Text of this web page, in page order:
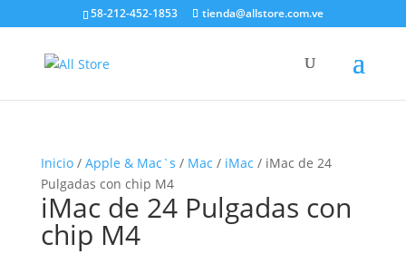
58-212-452-1853 tienda@allstore.com.ve
Inicio/ Apple & Mac`s / Mac / iMac / iMac de 24
Pulgadas con chip M4
iMac de 24 Pulgadas con
chip M4